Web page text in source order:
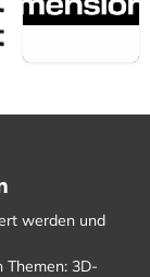
werden und
3D-